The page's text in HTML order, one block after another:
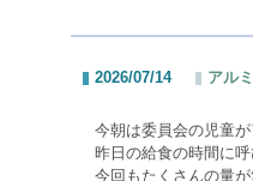
2026/07/14 アル
今朝は委員会の児童が
昨日の給食の時間に
今回もたくさんの量